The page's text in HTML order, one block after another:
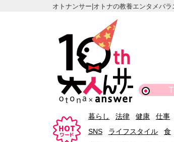
オトナンサー|オトナの教養エンタメバラ
暮らし 法律 健康 仕事
SNS
ライフスタイル 食